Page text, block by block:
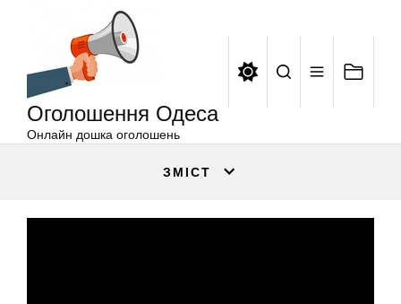
Оголошення Одеса
Онлайн дошка оголошень
ЗМІСТ